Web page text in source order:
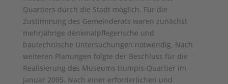
Quartiers durch die Stadt möglich. Für die
Zustimmung des Gemeinderats waren zunächst
mehrjährige denkmalpflegerische und
bautechnische Untersuchungen notwendig. Nach
weiteren Planungen folgte der Beschluss für die
Realisierung des Museums Humpis-Quartier im
Januar 2005. Nach einer erforderlichen und